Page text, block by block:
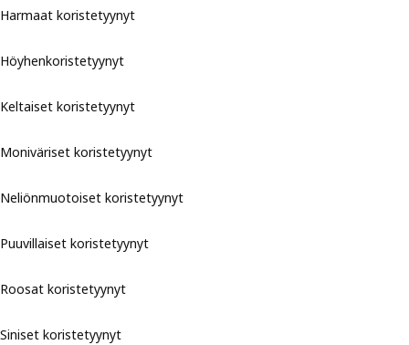
Harmaat koristetyynyt
Höyhenkoristetyynyt
Keltaiset koristetyynyt
Moniväriset koristetyynyt
Neliönmuotoiset koristetyynyt
Puuvillaiset koristetyynyt
Roosat koristetyynyt
Siniset koristetyynyt